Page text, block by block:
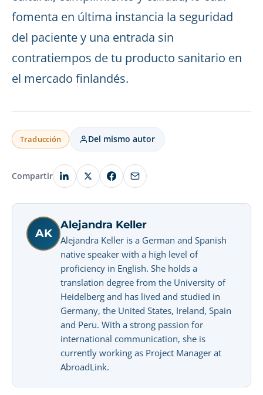
fomenta en última instancia la seguridad
del paciente y una entrada sin
contratiempos de tu producto sanitario en
el mercado finlandés.
Traducción Del mismo autor
Compartir
AK
Alejandra Keller
Alejandra Keller is a German and Spanish
native speaker with a high level of
proficiency in English. She holds a
translation degree from the University of
Heidelberg and has lived and studied in
Germany, the United States, Ireland, Spain
and Peru. With a strong passion for
international communication, she is
currently working as Project Manager at
AbroadLink.